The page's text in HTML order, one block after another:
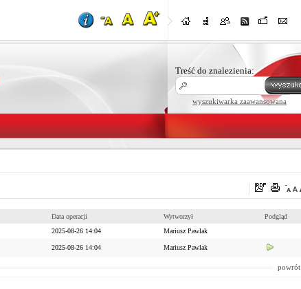
Treść do znalezienia:
wyszukiwarka zaawansowana
Data operacji Wytworzył
Podgląd
2025-08-26 14:04 Mariusz Pawlak
2025-08-26 14:04 Mariusz Pawlak
powrót